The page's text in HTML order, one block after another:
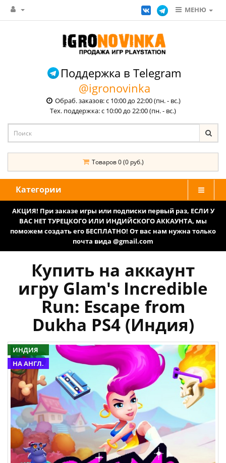
МЕНЮ
Поддержка в Telegram
@igronovinka
Обраб. заказов: с 10:00 до 22:00 (пн. - вс.)
Тех. поддержка: с 10:00 до 22:00 (пн. - вс.)
Товаров 0 (0 руб.)
Категории
АКЦИЯ! При заказе игры или подписки первый раз, ЕСЛИ У
ВАС НЕТ ТУРЕЦКОГО ИЛИ ИНДИЙСКОГО АККАУНТА, мы
поможем создать его БЕСПЛАТНО! От вас нам нужна только
почта вида @gmail.com
Купить на аккаунт
игру Glam's Incredible
Run: Escape from
Dukha PS4 (Индия)
ИНДИЯ
НА АНГЛ.